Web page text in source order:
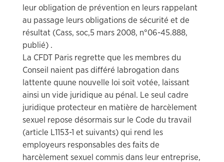
leur obligation de prévention en leurs rappelant
au passage leurs obligations de sécurité et de
résultat (Cass, soc,5 mars 2008, n°06-45.888,
publié) .
La CFDT Paris regrette que les membres du
Conseil naient pas différé labrogation dans
lattente quune nouvelle loi soit votée, laissant
ainsi un vide juridique au pénal. Le seul cadre
juridique protecteur en matière de harcèlement
sexuel repose désormais sur le Code du travail
(article L1153-1 et suivants) qui rend les
employeurs responsables des faits de
harcèlement sexuel commis dans leur entreprise,